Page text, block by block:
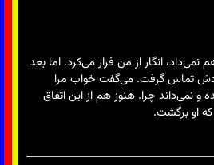
انگار از من فرار می‌کرد. اما بعد
تماس گرفت. می‌گفت خواب مرا
نمی‌داند چرا. هنوز هم از این اتفاق
او برگشت.